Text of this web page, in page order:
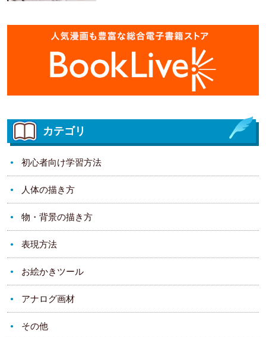
カテゴリ
初心者向け学習方法
人体の描き方
物・背景の描き方
表現方法
お絵かきツール
アナログ画材
その他